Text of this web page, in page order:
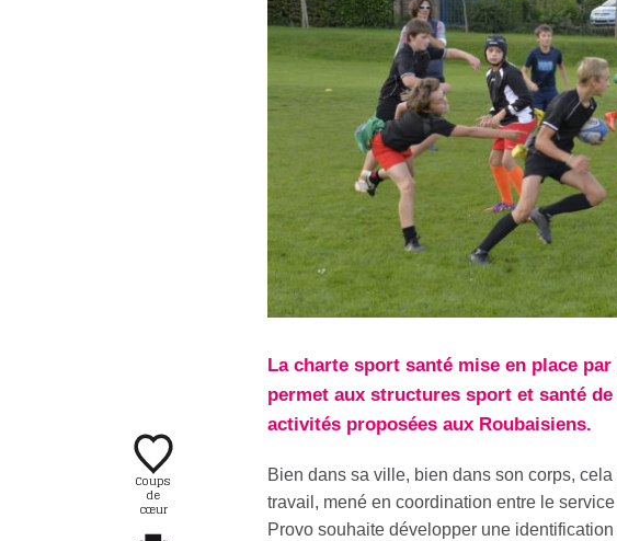
Coups
de
cœur
La charte sport santé mise en place
permet aux structures sport et santé
activités proposées aux Roubaisiens.
Bien dans sa ville, bien dans son corps,
travail, mené en coordination entre le
Provo souhaite développer une